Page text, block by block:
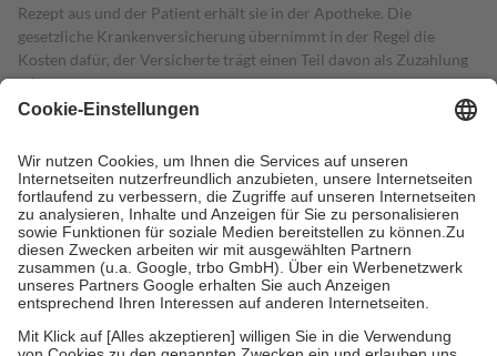
Rezept aus und der Patient erhält sie in der Apotheke. Die
gesetzliche Krankenversicherung übernimmt in der Regel die
Kosten dafür, der Versicherte trägt einen Teil davon als Zuzahlung
mit.
Grundsätzlich leisten Mitglieder Zuzahlungen in Höhe von zehn
höchstens zehn Euro.
Es sind jedoch nie mehr als die tatsächlichen
Kosten der Leistung zu entrichten.
Diese Regeln gelten grundsätzlich auch für Online-Apotheken.
Bei Heilmitteln und häuslicher Krankenpflege beträgt die
Zuzahlung zehn Prozent der Kosten sowie zehn Euro je
Verordnung.
Um das Engagement der Versicherten für ihre eigene Gesundheit zu
stärken und die besondere Stellung der Familie zu unterstützen,
fallenkeine Zuzahlungenan bei: